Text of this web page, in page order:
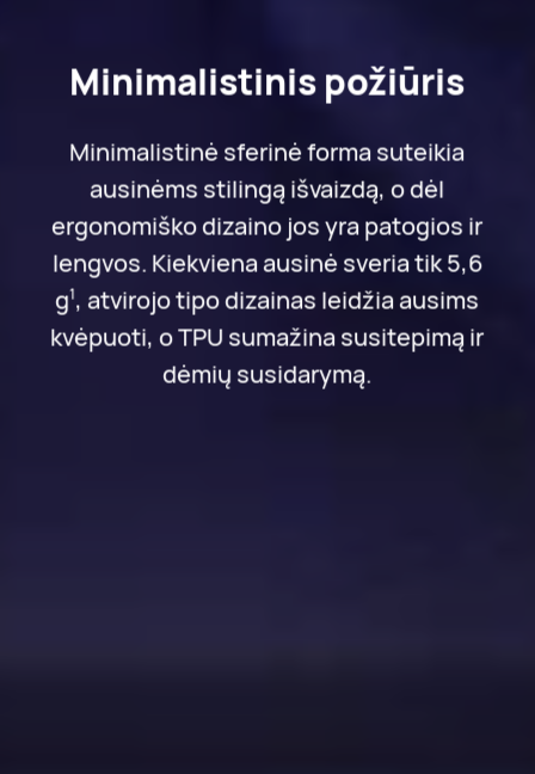
Minimalistinis požiūris
Minimalistinė sferinė forma suteikia
ausinėms stilingą išvaizdą, o dėl
ergonomiško dizaino jos yra patogios ir
lengvos. Kiekviena ausinė sveria tik 5,6
g1, atvirojo tipo dizainas leidžia ausims
kvėpuoti, o TPU sumažina susitepimą ir
dėmių susidarymą.